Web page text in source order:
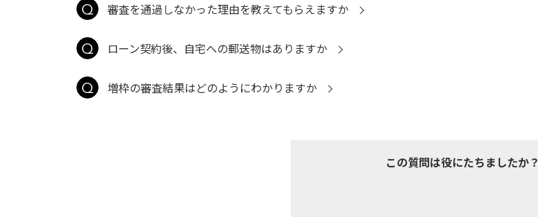
審査を通過しなかった理由を教えてもらえますか
ローン契約後、自宅への郵送物はありますか
増枠の審査結果はどのようにわかりますか
この質問は役にたちましたか？